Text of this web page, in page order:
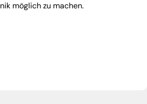
möglich zu machen.